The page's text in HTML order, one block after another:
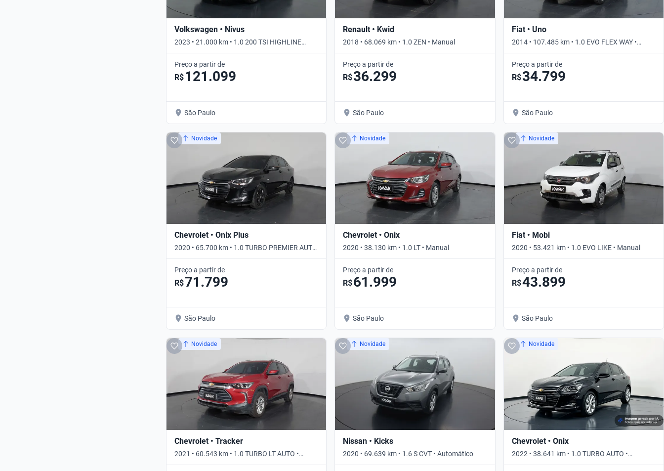
Volkswagen • Nivus
2023 • 21.000 km • 1.0 200 TSI HIGHLINE
AUTO • Automático
Preço a partir de
R$ 121.099
São Paulo
Renault • Kwid
2018 • 68.069 km • 1.0 ZEN • Manual
Preço a partir de
R$36.299
São Paulo
Fiat • Uno
2014 • 107.485 km • 1.0 EVO FLEX WAY •
Manual
Preço a partir de
R$34.799
São Paulo
Novidade
Chevrolet • Onix Plus
2020 • 65.700 km • 1.0 TURBO PREMIER AUTO
• Automático
Preço a partir de
R$71.799
São Paulo
Novidade
Chevrolet • Onix
2020 • 38.130 km • 1.0 LT • Manual
Preço a partir de
R$61.999
São Paulo
Novidade
Fiat • Mobi
2020 • 53.421 km • 1.0 EVO LIKE • Manual
Preço a partir de
R$43.899
São Paulo
Novidade
Chevrolet • Tracker
2021 • 60.543 km • 1.0 TURBO LT AUTO •
Automático
Novidade
Nissan • Kicks
2020 • 69.639 km • 1.6 S CVT • Automático
Novidade
Chevrolet • Onix
2022 • 38.641 km • 1.0 TURBO AUTO •
Automático